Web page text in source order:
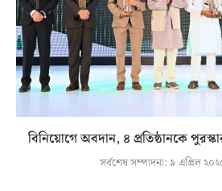
বিনিয়োগে অবদান, ৪ প্রতিষ্ঠানকে
সর্বশেষ সম্পাদনা: ৯ এপ্রিল